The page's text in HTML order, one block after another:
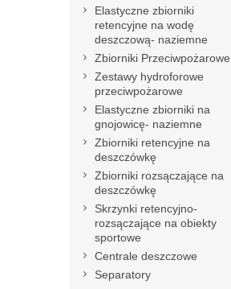
Elastyczne zbiorniki
retencyjne na wodę
deszczową- naziemne
Zbiorniki Przeciwpożarowe
Zestawy hydroforowe
przeciwpożarowe
Elastyczne zbiorniki na
gnojowicę- naziemne
Zbiorniki retencyjne na
deszczówkę
Zbiorniki rozsączające na
deszczówkę
Skrzynki retencyjno-
rozsączające na obiekty
sportowe
Centrale deszczowe
Separatory